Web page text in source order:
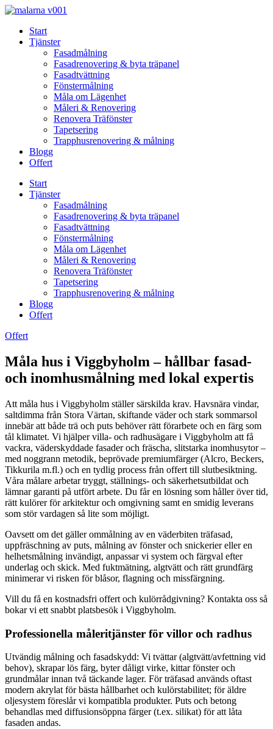
Skip
contentStart
Tjänster
Fasadmålning
Fasadrenovering & byta träpanel
Fasadtvättning
Fönstermålning
Måla om Lägenhet
Måleri & Renovering
Renovera Träfönster
Tapetsering
Trapphusrenovering & målning
Blogg
Offert
Start
Tjänster
Fasadmålning
Fasadrenovering & byta träpanel
Fasadtvättning
Fönstermålning
Måla om Lägenhet
Måleri & Renovering
Renovera Träfönster
Tapetsering
Trapphusrenovering & målning
Blogg
Offert
Offert
Måla hus i Viggbyholm – hållbar fasad-
och inomhusmålning med lokal expertis
Att måla hus i Viggbyholm ställer särskilda krav. Havsnära vindar,
saltdimma från Stora Värtan, skiftande väder och stark sommar­sol
innebär att både trä och puts behöver rätt förarbete och en färg som
tål klimatet. Vi hjälper villa- och radhusägare i Viggbyholm att få
vackra, väderskyddade fasader och fräscha, slitstarka inomhusytor –
med noggrann metodik, beprövade premiumfärger (Alcro, Beckers,
Tikkurila m.fl.) och en tydlig process från offert till slutbesiktning.
Våra målare arbetar tryggt, ställnings- och säkerhetsutbildat och
lämnar garanti på utfört arbete. Du får en lösning som håller över tid,
rätt kulörer för arkitektur och omgivning samt en smidig leverans
som stör vardagen så lite som möjligt.
Oavsett om det gäller ommålning av en väderbiten träfasad,
uppfräschning av puts, målning av fönster och snickerier eller en
helhetsmålning invändigt, anpassar vi system och färgval efter
underlag och skick. Med fuktmätning, algtvätt och rätt grundfärg
minimerar vi risken för blåsor, flagning och missfärgning.
Vill du få en kostnadsfri offert och kulörrådgivning? Kontakta oss så
bokar vi ett snabbt platsbesök i Viggbyholm.
Professionella måleritjänster för villor och radhus
Utvändig målning och fasadskydd: Vi tvättar (algtvätt/avfettning vid
behov), skrapar lös färg, byter dåligt virke, kittar fönster och
grundmålar innan två täckande lager. För träfasad används oftast
modern akrylat för bästa hållbarhet och kulörstabilitet; för äldre
oljesystem föreslår vi kompatibla produkter. Puts och betong
behandlas med diffusionsöppna färger (t.ex. silikat) för att låta
fasaden andas.